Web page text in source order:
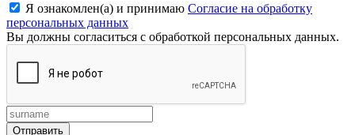
Я ознакомлен(а) и принимаю Согласие на обработку
персональных данных
Вы должны согласиться с обработкой персональных данных.